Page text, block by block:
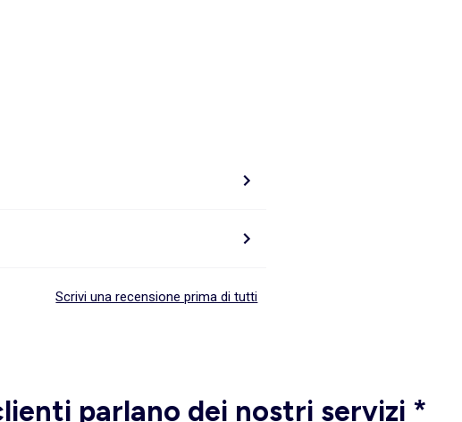
Scrivi una recensione prima di tutti
parlano dei nostri servizi *